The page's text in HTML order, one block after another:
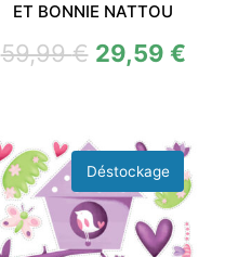
ET BONNIE NATTOU
59,99€ 29,59 €